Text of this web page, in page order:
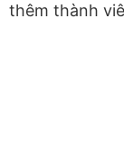
thêm thành